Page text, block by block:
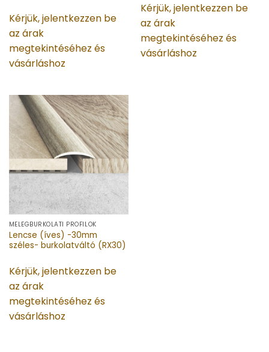
Kérjük, jelentkezzen be
az árak
megtekintéséhez és
vásárláshoz
Kérjük, jelentkezzen be
az árak
megtekintéséhez és
vásárláshoz
MELEGBURKOLATI PROFILOK
Lencse (íves) -30mm
széles- burkolatváltó (RX30)
Kérjük, jelentkezzen be
az árak
megtekintéséhez és
vásárláshoz